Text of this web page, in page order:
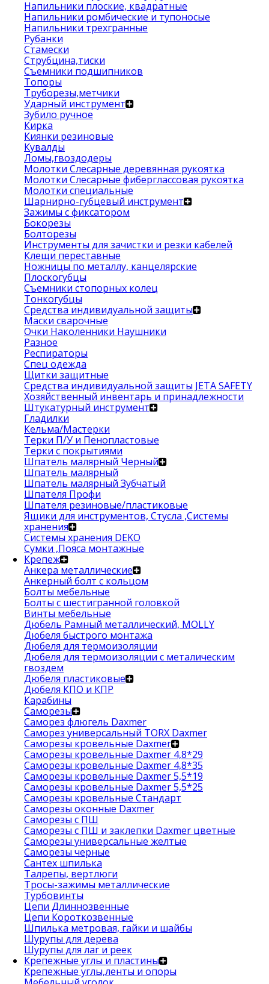
Напильники плоские, квадратные
Напильники ромбические и тупоносые
Напильники трехгранные
Рубанки
Стамески
Струбцина,тиски
Съемники подшипников
Топоры
Труборезы,метчики
Ударный инструмент
Зубило ручное
Кирка
Киянки резиновые
Кувалды
Ломы,гвоздодеры
Молотки Слесарные деревянная рукоятка
Молотки Слесарные фиберглассовая рукоятка
Молотки специальные
Шарнирно-губцевый инструмент
Зажимы с фиксатором
Бокорезы
Болторезы
Инструменты для зачистки и резки кабелей
Клещи переставные
Ножницы по металлу, канцелярские
Плоскогубцы
Съемники стопорных колец
Тонкогубцы
Средства индивидуальной защиты
Маски сварочные
Очки Наколенники Наушники
Разное
Респираторы
Спец одежда
Щитки защитные
Средства индивидуальной защиты JETA SAFETY
Хозяйственный инвентарь и принадлежности
Штукатурный инструмент
Гладилки
Кельма/Мастерки
Терки П/У и Пенопластовые
Терки с покрытиями
Шпатель малярный Черный
Шпатель малярный
Шпатель малярный Зубчатый
Шпателя Профи
Шпателя резиновые/пластиковые
Ящики для инструментов, Стусла ,Системы
хранения
Системы хранения DEKO
Сумки ,Пояса монтажные
Крепеж
Анкера металлические
Анкерный болт с кольцом
Болты мебельные
Болты с шестигранной головкой
Винты мебельные
Дюбель Рамный металлический, MOLLY
Дюбеля быстрого монтажа
Дюбеля для термоизоляции
Дюбеля для термоизоляции с металическим
гвоздем
Дюбеля пластиковые
Дюбеля КПО и КПР
Карабины
Саморезы
Саморез флюгель Daxmer
Саморез универсальный TORX Daxmer
Саморезы кровельные Daxmer
Саморезы кровельные Daxmer 4,8*29
Саморезы кровельные Daxmer 4,8*35
Саморезы кровельные Daxmer 5,5*19
Саморезы кровельные Daxmer 5,5*25
Саморезы кровельные Стандарт
Саморезы оконные Daxmer
Саморезы с ПШ
Саморезы с ПШ и заклепки Daxmer цветные
Саморезы универсальные желтые
Саморезы черные
Сантех шпилька
Талрепы, вертлюги
Тросы-зажимы металлические
Турбовинты
Цепи Длиннозвенные
Цепи Короткозвенные
Шпилька метровая, гайки и шайбы
Шурупы для дерева
Шурупы для лаг и реек
Крепежные углы и пластины
Крепежные углы,ленты и опоры